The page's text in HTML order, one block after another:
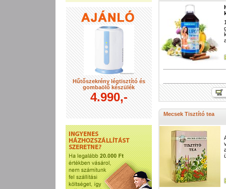
Hűtőszekrény légtisztító és
gombaölő készülék
4.990,-
Mecsek Tisztító tea